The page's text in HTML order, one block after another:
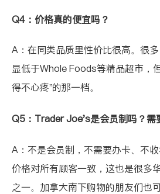
Q4：价格真的便宜吗？
A：在同类品质里性价比很高。很
显低于Whole Foods等精品超市，
得不心疼”的那一档。
Q5：Trader Joe's是会员制吗？需
A：不是会员制，不需要办卡、不收
价格对所有顾客一致，这也是很多
之一。加拿大南下购物的朋友们也